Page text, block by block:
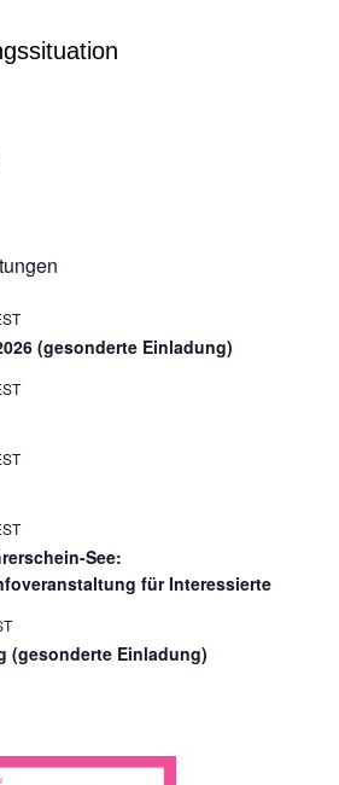
(gesonderte Einladung)
See:
für Interessierte
(gesonderte Einladung)